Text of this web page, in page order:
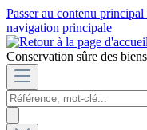
Passer au contenu principal
navigation principale
Conservation sûre des